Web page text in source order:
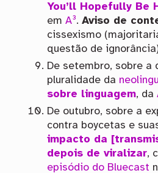
You’ll Hopefully Be
emA³.Aviso de
cissexismo
questão de
De setembro, sobre a
pluralidade da
sobre linguagem, da
De outubro, sobre a
contra boycetas e
impacto da
depois de viralizar,
episódio do Bluecast